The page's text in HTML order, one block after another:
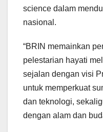
science dalam
nasional.
“BRIN memainkan
pelestarian hayati
sejalan dengan visi
untuk memperkuat
dan teknologi,
dengan alam dan